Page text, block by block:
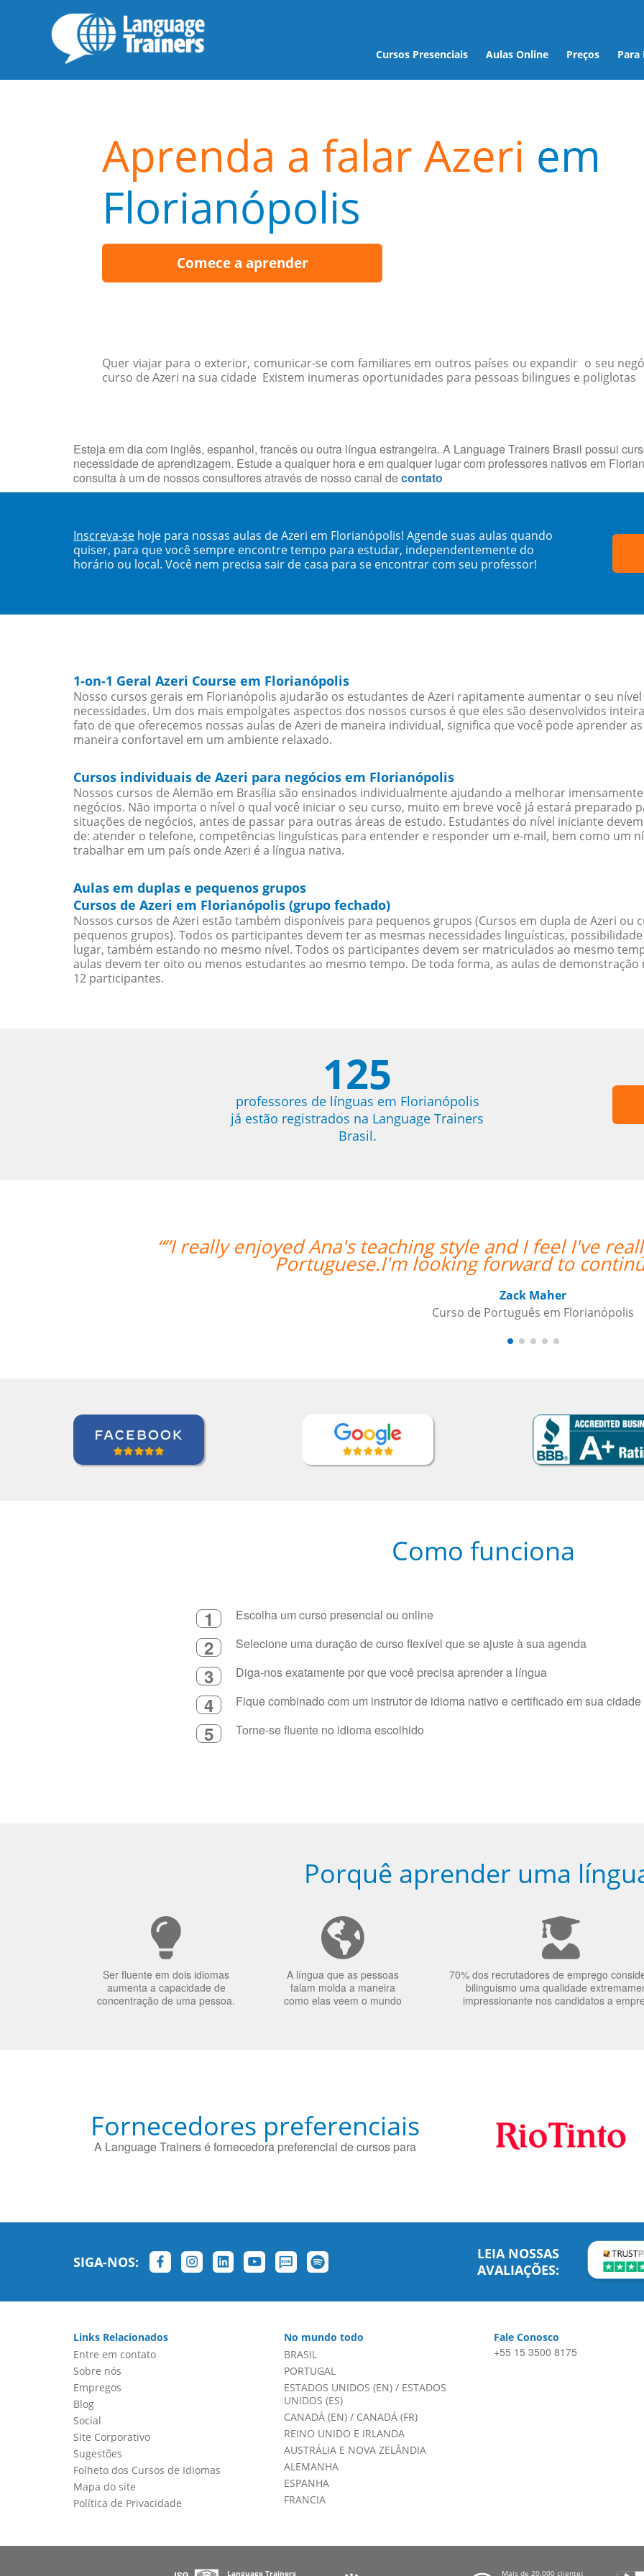
Cursos Presenciais Aulas Online Preços Para
Aprenda a falar Azeri em
Florianópolis
Comece a aprender
Quer viajar para o exterior, comunicar-se com familiares em outros países ou expandir o seu
curso de Azeri na sua cidade Existem inumeras oportunidades para pessoas bilingues e poliglotas
Esteja em dia com inglês, espanhol, francês ou outra língua estrangeira. A Language Trainers Brasil possui
necessidade de aprendizagem. Estude a qualquer hora e em qualquer lugar com professores nativos em
consulta à um de nossos consultores através de nosso canal decontato
Inscreva-se hoje para nossas aulas de Azeri em Florianópolis! Agende suas aulas quando
quiser, para que você sempre encontre tempo para estudar, independentemente do
horário ou local. Você nem precisa sair de casa para se encontrar com seu professor!
1-on-1 Geral Azeri Course em Florianópolis
Nosso cursos gerais em Florianópolis ajudarão os estudantes de Azeri rapitamente aumentar o seu
necessidades. Um dos mais empolgates aspectos dos nossos cursos é que eles são desenvolvidos
fato de que oferecemos nossas aulas de Azeri de maneira individual, significa que você pode aprender
maneira confortavel em um ambiente relaxado.
Cursos individuais de Azeri para negócios em Florianópolis
Nossos cursos de Alemão em Brasília são ensinados individualmente ajudando a melhorar
negócios. Não importa o nível o qual você iniciar o seu curso, muito em breve você já estará preparado
situações de negócios, antes de passar para outras áreas de estudo. Estudantes do nível iniciante
de: atender o telefone, competências linguísticas para entender e responder um e-mail, bem como um
trabalhar em um país onde Azeri é a língua nativa.
Aulas em duplas e pequenos grupos
Cursos de Azeri em Florianópolis (grupo fechado)
Nossos cursos de Azeri estão também disponíveis para pequenos grupos (Cursos em dupla de Azeri ou
pequenos grupos). Todos os participantes devem ter as mesmas necessidades linguísticas,
lugar, também estando no mesmo nível. Todos os participantes devem ser matriculados ao mesmo
aulas devem ter oito ou menos estudantes ao mesmo tempo. De toda forma, as aulas de
12 participantes.
125
professores de línguas em Florianópolis
já estão registrados na Language Trainers
Brasil.
teaching style and I feel I've really grown in my confidence with
looking forward to continuing my lessons.””
Como funciona
1 Escolha um curso presencial ou online
2 Selecione uma duração de curso flexível que se ajuste à sua agenda
3 Diga-nos exatamente por que você precisa aprender a língua
4 Fique combinado com um instrutor de idioma nativo e certificado em sua
5 Torne-se fluente no idioma escolhido
Porquê aprender uma
Ser fluente em dois idiomas
aumenta a capacidade de
concentração de uma pessoa.
A língua que as pessoas
falam molda a maneira
como elas veem o mundo
70% dos recrutadores de emprego
bilinguismo uma qualidade
impressionante nos candidatos a
Fornecedores preferenciais
A Language Trainers é fornecedora preferencial de cursos para
SIGA-NOS:
LEIA NOSSAS
AVALIAÇÕES:
Links Relacionados
Entre em contato
Sobre nós
Empregos
Blog
Social
Site Corporativo
Sugestões
Folheto dos Cursos de Idiomas
Mapa do site
Política de Privacidade
No mundo todo
BRASIL
PORTUGAL
ESTADOS UNIDOS (EN)/ ESTADOS
UNIDOS (ES)
CANADÁ (EN)/ CANADÁ (FR)
REINO UNIDO E IRLANDA
AUSTRÁLIA E NOVA ZELÂNDIA
ALEMANHA
ESPANHA
FRANCIA
Fale Conosco
+55 15 3500 8175